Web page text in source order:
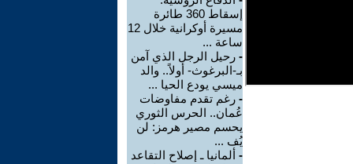
إسقاط 360 طائرة
مسيرة أوكرانية خلال 12
ساعة ...
- رحيل الرجل الذي آمن
بـ-البرغوث- أولاً.. والد
ميسي يودع الحيا ...
- رغم تقدم مفاوضات
عُمان.. الحرس الثوري
يحسم مصير هرمز: لن
يُف ...
- ألمانيا ـ إصلاح التقاعد